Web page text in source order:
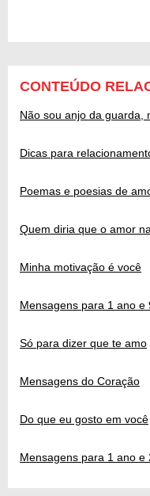
CONTEÚDO
Não sou anjo da guarda,
Dicas para
Poemas e poesias de
Quem diria que o amor
Minha motivação é você
Mensagens para 1 ano e
Só para dizer que te amo
Mensagens do Coração
Do que eu gosto em você
Mensagens para 1 ano e